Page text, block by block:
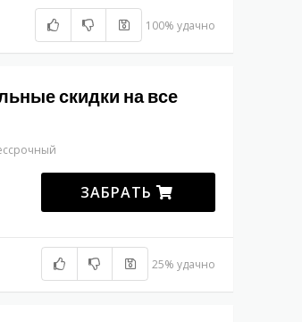
100% удачно
скидки на все
ЗАБРАТЬ
25% удачно